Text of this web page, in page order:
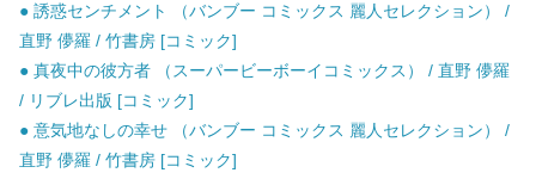
● 誘惑センチメント （バンブー コミックス 麗人セレクション） /
直野 儚羅 / 竹書房 [コミック]
● 真夜中の彼方者 （スーパービーボーイコミックス） / 直野 儚羅
/ リブレ出版 [コミック]
● 意気地なしの幸せ （バンブー コミックス 麗人セレクション） /
直野 儚羅 / 竹書房 [コミック]